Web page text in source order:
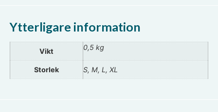
Ytterligare information
Vikt 0,5 kg
Storlek S, M, L, XL